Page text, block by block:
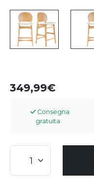
349,99
Consegna
gratuita